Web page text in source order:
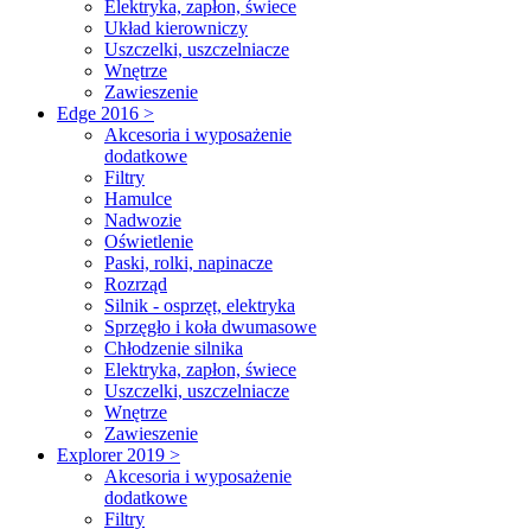
Elektryka, zapłon, świece
Układ kierowniczy
Uszczelki, uszczelniacze
Wnętrze
Zawieszenie
Edge 2016 >
Akcesoria i wyposażenie
dodatkowe
Filtry
Hamulce
Nadwozie
Oświetlenie
Paski, rolki, napinacze
Rozrząd
Silnik - osprzęt, elektryka
Sprzęgło i koła dwumasowe
Chłodzenie silnika
Elektryka, zapłon, świece
Uszczelki, uszczelniacze
Wnętrze
Zawieszenie
Explorer 2019 >
Akcesoria i wyposażenie
dodatkowe
Filtry